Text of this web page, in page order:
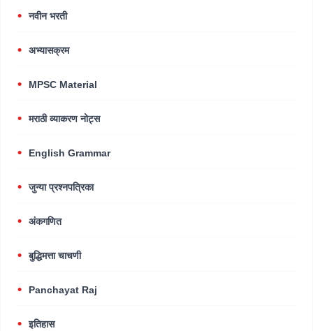
नवीन भरती
अभ्यासक्रम
MPSC Material
मराठी व्याकरण नोट्स
English Grammar
जुन्या प्रश्नपत्रिका
अंकगणित
बुद्धिमत्ता चाचणी
Panchayat Raj
इतिहास